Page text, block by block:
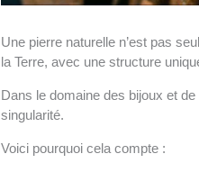
Une pierre naturelle n’est pas
la Terre, avec une structure
Dans le domaine des bijoux et
singularité.
Voici pourquoi cela compte :